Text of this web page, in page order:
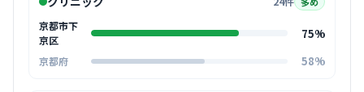
京都市下
京区
75%
京都府 58%